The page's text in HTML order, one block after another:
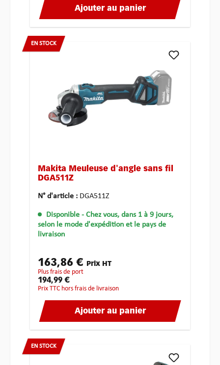
Ajouter au panier
EN STOCK
Makita Meuleuse d'angle sans fil
DGA511Z
N° d'article : DGA511Z
Disponible - Chez vous, dans 1 à 9 jours,
selon le mode d'expédition et le pays de
livraison
163,86 € Prix HT
plus frais de port
194,99 €
Prix TTC hors frais de livraison
Ajouter au panier
EN STOCK